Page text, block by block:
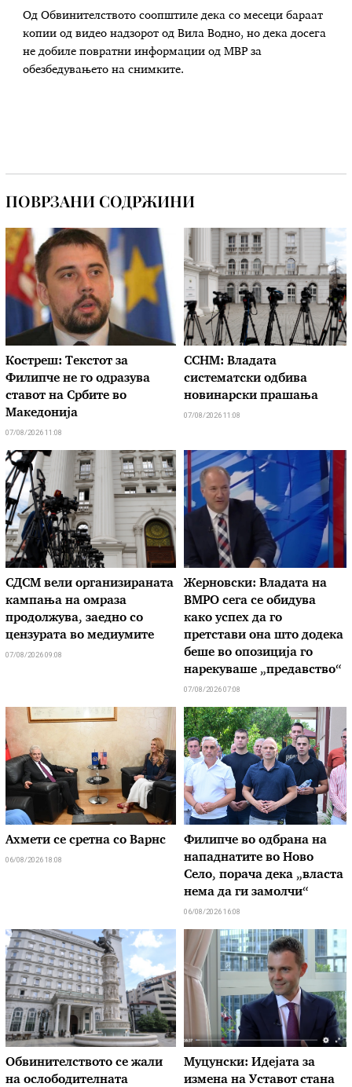
Од Обвинителството соопштиле дека со месеци бараат
копии од видео надзорот од Вила Водно, но дека досега
не добиле повратни информации од МВР за
обезбедувањето на снимките.
ПОВРЗАНИ СОДРЖИНИ
Костреш: Текстот за
Филипче не го одразува
ставот на Србите во
Македонија
07/08/2026 11:08
ССНМ: Владата
систематски одбива
новинарски прашања
07/08/2026 11:08
СДСМ вели организираната
кампања на омраза
продолжува, заедно со
цензурата во медиумите
07/08/2026 09:08
Жерновски: Владата на
ВМРО сега се обидува
како успех да го
претстави она што додека
беше во опозиција го
нарекуваше „предавство“
07/08/2026 07:08
Ахмети се сретна со Варнс
06/08/2026 18:08
Филипче во одбрана на
нападнатите во Ново
Село, порача дека „власта
нема да ги замолчи“
06/08/2026 16:08
Обвинителството се жали
на ослободителната
Муцунски: Идејата за
измена на Уставот стана